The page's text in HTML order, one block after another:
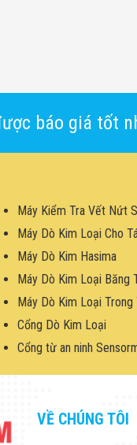
báo giá tốt
Máy Kiểm Tra Vết Nứt
Máy Dò Kim Loại Cho
Máy Dò Kim Hasima
Máy Dò Kim Loại Băng
Máy Dò Kim Loại Trong
Cổng Dò Kim Loại
Cổng từ an ninh
VỀ CHÚNG TÔI